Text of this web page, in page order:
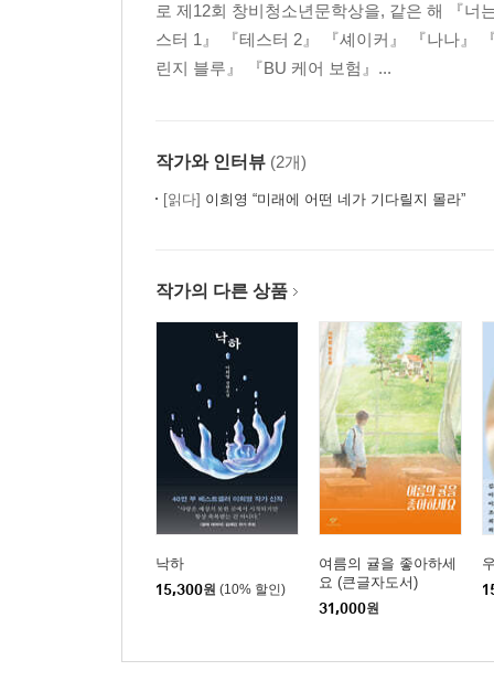
로 제12회 창비청소년문학상을, 같은 해 『너
스터 1』 『테스터 2』 『셰이커』 『나나』
린지 블루』 『BU 케어 보험』...
작가와 인터뷰 (2개)
[읽다] 이희영 “미래에 어떤 네가 기다릴지 몰라”
작가의 다른 상품
낙하
15,300원 (10% 할인)
여름의 귤을 좋아하세
요 (큰글자도서)
31,000원